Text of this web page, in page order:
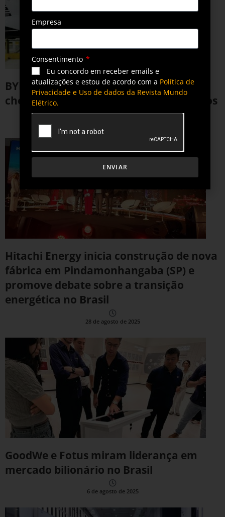
BYD retoma produção em Camaçari e
chega a quase 20 mil veículos produzidos
Hitachi Energy inicia construção de nova
fábrica em Pindamonhangaba (SP) e
promove debate sobre a transição
energética no Brasil
28 de agosto de 2025
GoodWe e Fotus miram liderança em
mercado bilionário no Brasil
6 de agosto de 2025
Empresa
Consentimento
Eu concordo em receber emails e
atualizações e estou de acordo com a Política de
Privacidade e Uso de dados da Revista Mundo
Elétrico.
ENVIAR